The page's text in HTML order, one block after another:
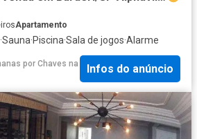
Apartamento
·Sauna·Piscina·Sala de jogos·Alarme
por Chaves na
Infos do anúncio